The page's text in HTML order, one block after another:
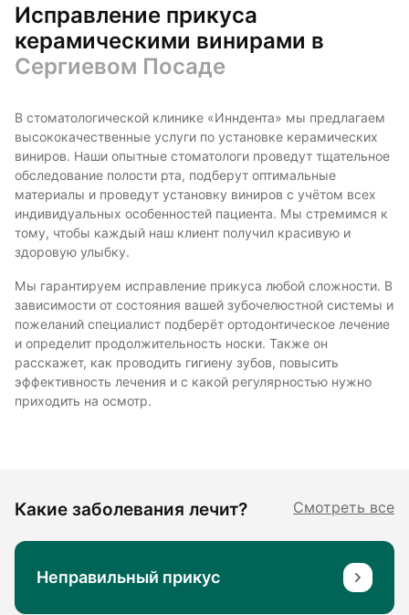
Исправление прикуса
керамическими винирами в
Сергиевом Посаде
В стоматологической клинике «Инндента» мы предлагаем
высококачественные услуги по установке керамических
виниров. Наши опытные стоматологи проведут тщательное
обследование полости рта, подберут оптимальные
материалы и проведут установку виниров с учётом всех
индивидуальных особенностей пациента. Мы стремимся к
тому, чтобы каждый наш клиент получил красивую и
здоровую улыбку.
Мы гарантируем исправление прикуса любой сложности. В
зависимости от состояния вашей зубочелюстной системы и
пожеланий специалист подберёт ортодонтическое лечение
и определит продолжительность носки. Также он
расскажет, как проводить гигиену зубов, повысить
эффективность лечения и с какой регулярностью нужно
приходить на осмотр.
Какие заболевания лечит? Смотреть все
Неправильный прикус